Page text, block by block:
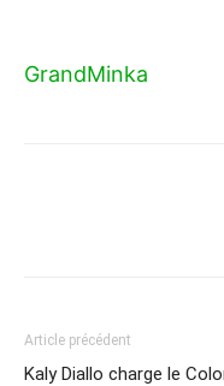
GrandMinka
Article précédent
Kaly Diallo charge le